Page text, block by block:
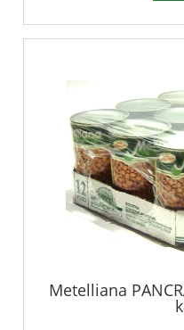
Metelliana